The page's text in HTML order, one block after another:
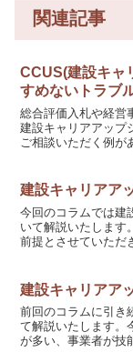
関連記事
CCUS(建設キャ
すめないトラブ
総合評価入札や経営
建設キャリアアップ
ご相談いただく例が
建設キャリアア
今回のコラムでは建
いて解説いたします
前提とさせていただ
建設キャリアア
前回のコラムに引き
て解説いたします。
が多い、事業者が技